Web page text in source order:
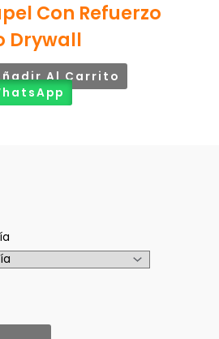
Con Refuerzo
Drywall
Al Carrito